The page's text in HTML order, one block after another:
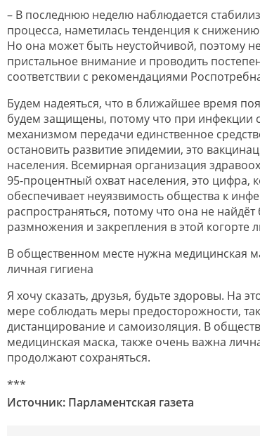
– В последнюю неделю наблюдается
процесса, наметилась тенденция к
Но она может быть неустойчивой, поэтому
пристальное внимание и проводить
соответствии с рекомендациями
Будем надеяться, что в ближайшее время
будем защищены, потому что при инфекции
механизмом передачи единственное
остановить развитие эпидемии, это
населения. Всемирная организация
95-процентный охват населения, это цифра,
обеспечивает неуязвимость общества к
распространяться, потому что она не
размножения и закрепления в этой когорте
В общественном месте нужна медицинская
личная гигиена
Я хочу сказать, друзья, будьте здоровы. На
мере соблюдать меры предосторожности,
дистанцирование и самоизоляция. В
медицинская маска, также очень важна
продолжают сохраняться.
***
Источник: Парламентская газета